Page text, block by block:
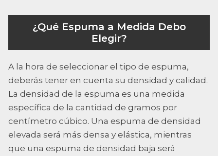
¿Qué Espuma a Medida Debo
Elegir?
A la hora de seleccionar el tipo de espuma,
deberás tener en cuenta su densidad y calidad.
La densidad de la espuma es una medida
específica de la cantidad de gramos por
centímetro cúbico. Una espuma de densidad
elevada será más densa y elástica, mientras
que una espuma de densidad baja será